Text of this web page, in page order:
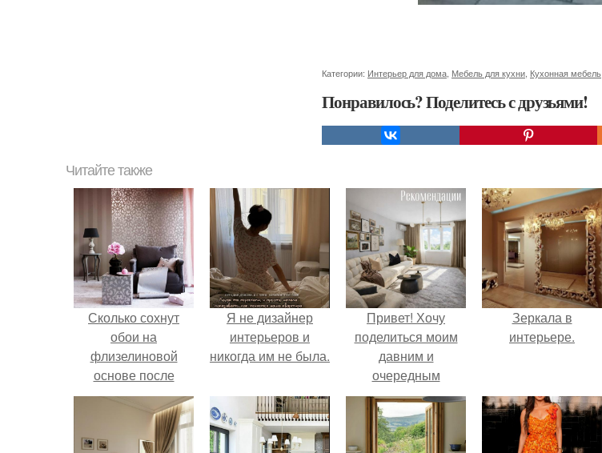
Категории: Интерьер для дома Мебель для кухни Кухонная мебель
Понравилось? Поделитесь с друзьями!
Читайте также
Сколько сохнут
обои на
флизелиновой
основе после
поклейки. Когда
высохнет клей?
Я не дизайнер
интерьеров и
никогда им не была.
Привет! Хочу
поделиться моим
давним и
очередным
неопубликованным
проектом.
Зеркала в
интерьере.